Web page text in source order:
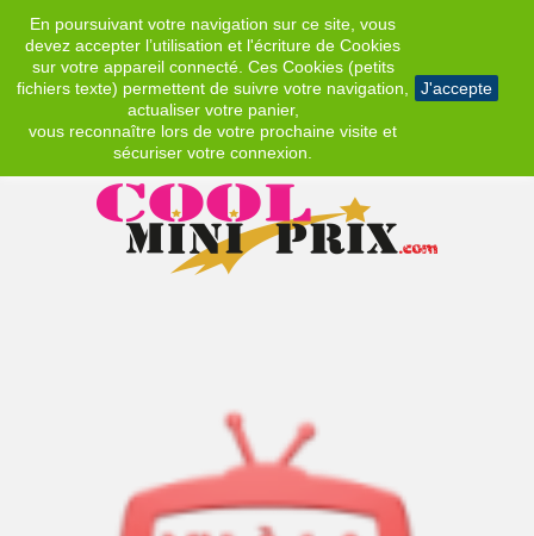
En poursuivant votre navigation sur ce site, vous
devez accepter l’utilisation et l'écriture de Cookies
sur votre appareil connecté. Ces Cookies (petits
fichiers texte) permettent de suivre votre navigation,
actualiser votre panier,
vous reconnaître lors de votre prochaine visite et
sécuriser votre connexion.
J'accepte
EUR